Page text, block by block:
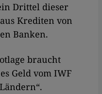
Drittel dieser
Krediten von
Banken.
braucht
Geld vom IWF